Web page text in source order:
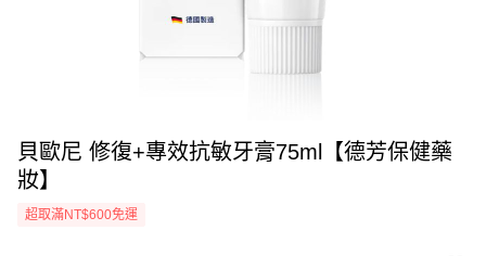
貝歐尼 修復+專效抗敏牙膏75ml【德芳保健藥
妝】
超取滿NT$600免運